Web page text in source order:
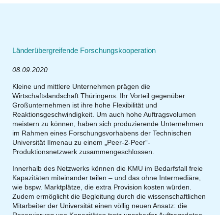
Länderübergreifende Forschungskooperation
08.09.2020
Kleine und mittlere Unternehmen prägen die
Wirtschaftslandschaft Thüringens. Ihr Vorteil gegenüber
Großunternehmen ist ihre hohe Flexibilität und
Reaktionsgeschwindigkeit. Um auch hohe Auftragsvolumen
meistern zu können, haben sich produzierende Unternehmen
im Rahmen eines Forschungsvorhabens der Technischen
Universität Ilmenau zu einem „Peer-2-Peer“-
Produktionsnetzwerk zusammengeschlossen.
Innerhalb des Netzwerks können die KMU im Bedarfsfall freie
Kapazitäten miteinander teilen – und das ohne Intermediäre,
wie bspw. Marktplätze, die extra Provision kosten würden.
Zudem ermöglicht die Begleitung durch die wissenschaftlichen
Mitarbeiter der Universität einen völlig neuen Ansatz: die